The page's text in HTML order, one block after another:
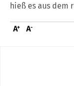
hieß es aus dem